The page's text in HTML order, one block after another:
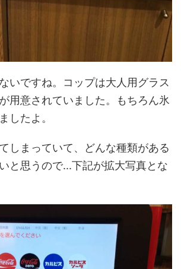
いですね。コップは大人用グラス
用意されていました。もちろん氷
したよ。
しまっていて、どんな種類がある
と思うので...下記が拡大写真とな